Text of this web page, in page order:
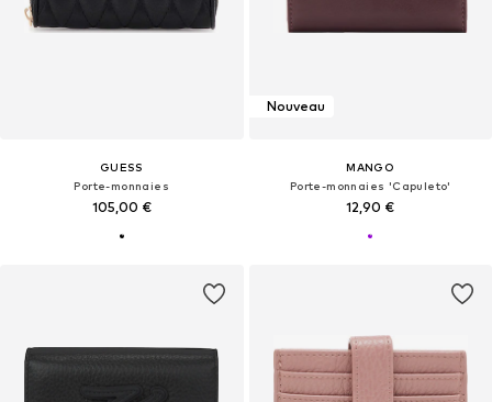
GUESS
Porte-monnaies
105,00 €
Nouveau
MANGO
Porte-monnaies 'Capuleto'
12,90 €